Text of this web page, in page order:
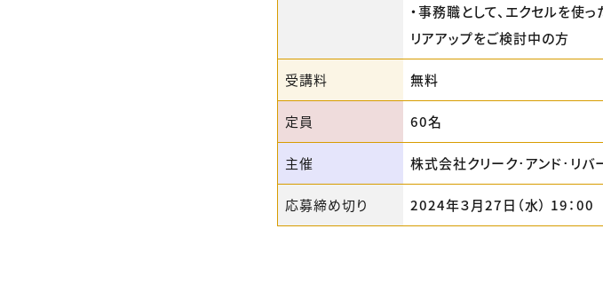
・事務職として、エクセルを使
リアアップをご検討中の方
受講料 無料
定員 60名
主催 株式会社クリーク･アンド･リバ
応募締め切り 2024年３月27日（水） 19：00